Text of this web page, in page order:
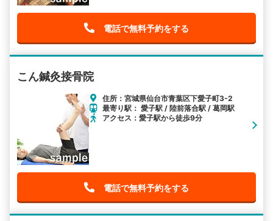
電話で無料予約をする
こん鍼灸接骨院
住所：宮城県仙台市青葉区下愛子町3-2
最寄り駅： 愛子駅 / 陸前落合駅 / 葛岡駅
アクセス：愛子駅から徒歩9分
電話で無料予約をする